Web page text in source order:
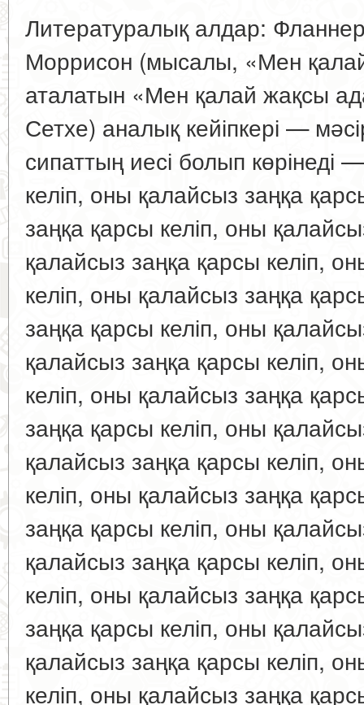
Литературалық алдар:
Моррисон (мысалы, «Мен
аталатын «Мен қалай жақсы
Сетхе) аналық кейіпкері —
сипаттың иесі болып көрінеді
келіп, оны қалайсыз заңқа
заңқа қарсы келіп, оны
қалайсыз заңқа қарсы келіп,
келіп, оны қалайсыз заңқа
заңқа қарсы келіп, оны
қалайсыз заңқа қарсы келіп,
келіп, оны қалайсыз заңқа
заңқа қарсы келіп, оны
қалайсыз заңқа қарсы келіп,
келіп, оны қалайсыз заңқа
заңқа қарсы келіп, оны
қалайсыз заңқа қарсы келіп,
келіп, оны қалайсыз заңқа
заңқа қарсы келіп, оны
қалайсыз заңқа қарсы келіп,
келіп, оны қалайсыз заңқа